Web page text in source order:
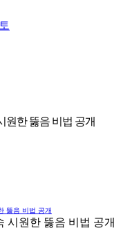
원한 뚫음 비법 공개
뚫음 비법 공개
시원한 뚫음 비법 공개